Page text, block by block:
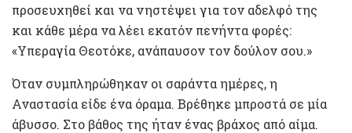
προσευχηθεί και να νηστέψει για τον αδελφό της
και κάθε μέρα να λέει εκατόν πενήντα φορές:
«Υπεραγία Θεοτόκε, ανάπαυσον τον δούλον σου.»
Όταν συμπληρώθηκαν οι σαράντα ημέρες, η
Αναστασία είδε ένα όραμα. Βρέθηκε μπροστά σε μία
άβυσσο. Στο βάθος της ήταν ένας βράχος από αίμα.